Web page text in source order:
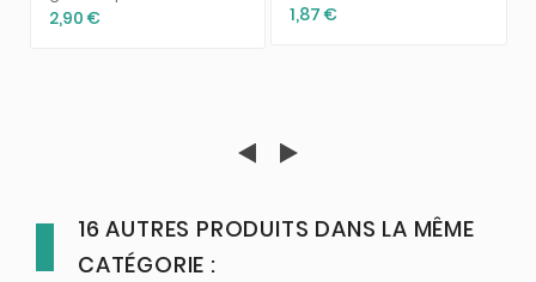
2,90 € 1,87 €
16 AUTRES PRODUITS DANS LA MÊME
CATÉGORIE :